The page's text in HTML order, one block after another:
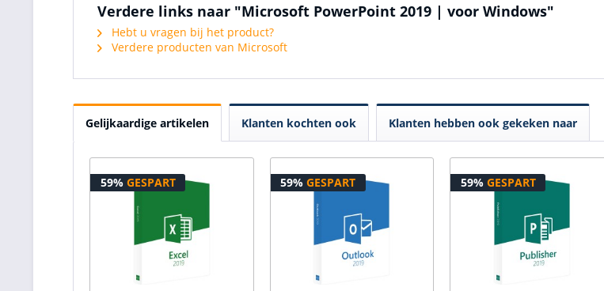
Verdere links naar "Microsoft PowerPoint 2019 | voor Windows"
Hebt u vragen bij het product?
Verdere producten van Microsoft
Gelijkaardige artikelen Klanten kochten ook Klanten hebben ook gekeken naar
59% GESPART 59%GESPART 59% GESPART